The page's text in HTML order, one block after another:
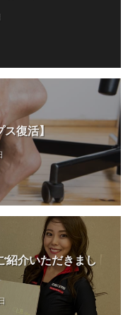
ス復活】
紹介いただきまし